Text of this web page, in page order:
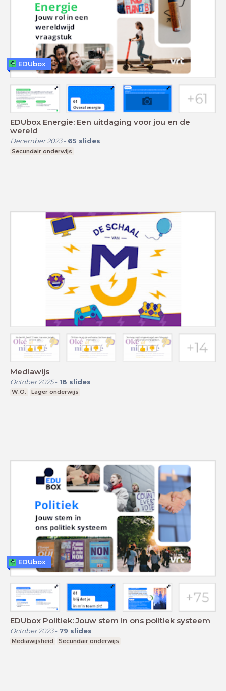
EDUbox Energie: Een uitdaging voor jou en de
wereld
December 2023- 65 slides
Secundair onderwijs
EDUbox
Mediawijs
October 2025- 18 slides
W.O. Lager onderwijs
EDUbox Politiek: Jouw stem in ons politiek systeem
October 2023- 79 slides
Mediawijsheid Secundair onderwijs
EDUbox